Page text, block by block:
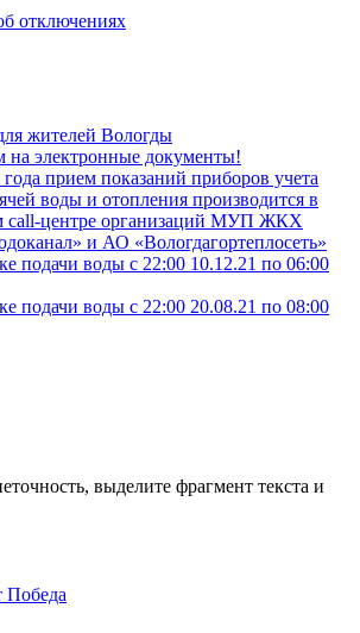
отключениях
жителей Вологды
электронные документы!
прием показаний приборов учета
воды и отопления производится в
call-центре организаций МУП ЖКХ
и АО «Вологдагортеплосеть»
подачи воды с 22:00 10.12.21 по 06:00
подачи воды с 22:00 20.08.21 по 08:00
выделите фрагмент текста и